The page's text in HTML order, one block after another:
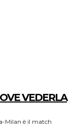
VEDERLA
Milan è il match